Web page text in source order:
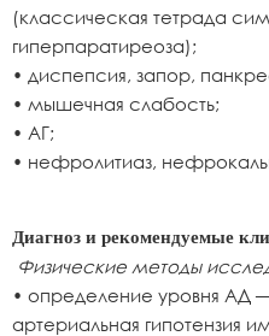
(классическая тетрада
гиперпаратиреоза);
• диспепсия, запор,
• мышечная слабость;
• АГ;
• нефролитиаз,
Диагноз и рекомендуемые
Физические методы
• определение уровня АД
артериальная гипотензия